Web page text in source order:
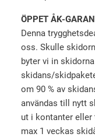
ÖPPET ÅK-
Denna
oss. Skulle
byter vi in
skidans/
om 90 % av
användas till nytt
ut i kontanter
max 1 veckas